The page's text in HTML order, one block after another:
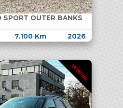
SPORT OUTER BANKS
7.100 Km 2026
VENDIDO